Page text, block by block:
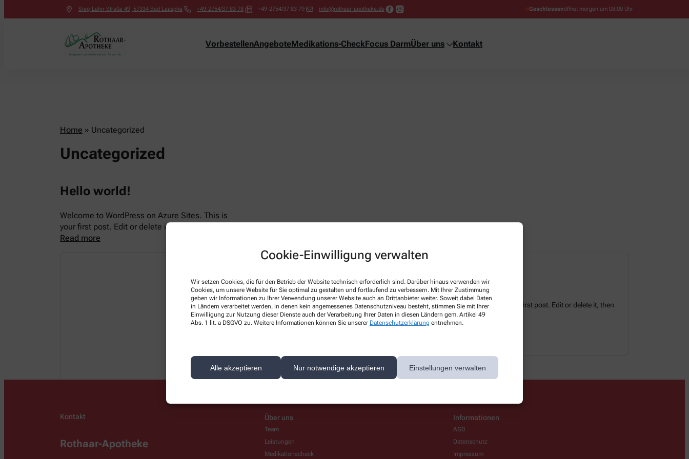
Cookie-Einwilligung verwalten
Wir setzen Cookies, die für den Betrieb der Website technisch erforderlich sind. Darüber hinaus verwenden wir
Cookies, um unsere Website für Sie optimal zu gestalten und fortlaufend zu verbessern. Mit Ihrer Zustimmung
geben wir Informationen zu Ihrer Verwendung unserer Website auch an Drittanbieter weiter. Soweit dabei Daten
in Ländern verarbeitet werden, in denen kein angemessenes Datenschutzniveau besteht, stimmen Sie mit Ihrer
Einwilligung zur Nutzung dieser Dienste auch der Verarbeitung Ihrer Daten in diesen Ländern gem. Artikel 49
Abs. 1 lit. a DSGVO zu. Weitere Informationen können Sie unserer Datenschutzerklärung entnehmen.
Alle akzeptieren Nur notwendige akzeptieren Einstellungen verwalten
Sieg-Lahn-Straße 49, 57334 Bad Laasphe +49-2754/37 83 78 +49-2754/37 83 79 info@rothaar-apotheke.de Geschlossenöffnet morgen um 08:00 Uhr
VorbestellenAngeboteMedikations-CheckFocus DarmÜber uns Kontakt
Home » Uncategorized
Uncategorized
Hello world!
Welcome to WordPress on Azure Sites. This is
your first post. Edit or delete it, then start writing!
Read more
Hello world!
Welcome to WordPress on Azure Sites. This is your first post. Edit or delete it, then
start writing!
Kontakt
Rothaar-Apotheke
Über uns
Team
Leistungen
Medikationscheck
Informationen
AGB
Datenschutz
Impressum